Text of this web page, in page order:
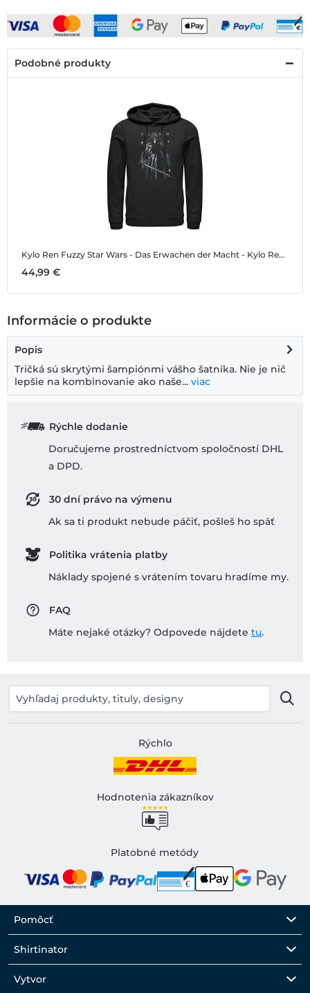
Podobné produkty
Kylo Ren Fuzzy Star Wars - Das Erwachen der Macht - Kylo Ren Fuzzy - Unisex Mikiny s kapucňou
44,99 €
Informácie o produkte
Popis
Tričká sú skrytými šampiónmi vášho šatníka. Nie je nič
lepšie na kombinovanie ako naše... viac
Rýchle dodanie
Doručujeme prostredníctvom spoločností DHL
a DPD.
30 dní právo na výmenu
Ak sa ti produkt nebude páčiť, pošleš ho späť
Politika vrátenia platby
Náklady spojené s vrátením tovaru hradíme my.
FAQ
Máte nejaké otázky? Odpovede nájdete tu.
Rýchlo
Hodnotenia zákazníkov
Platobné metódy
Pomôcť
Shirtinator
Vytvor